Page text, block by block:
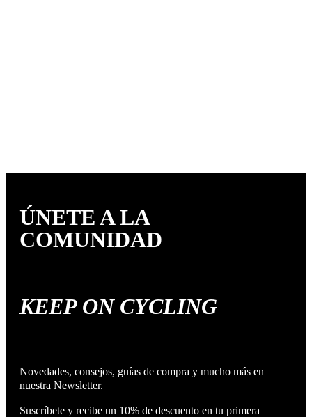
ÚNETE A LA
COMUNIDAD
KEEP ON CYCLING
Novedades, consejos, guías de compra y mucho más en
nuestra Newsletter.
Suscríbete y recibe un 10% de descuento en tu primera